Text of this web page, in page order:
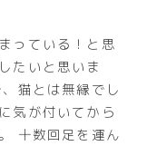
っている！と思
たいと思いま
猫とは無縁でし
気が付いてから
十数回足を運ん